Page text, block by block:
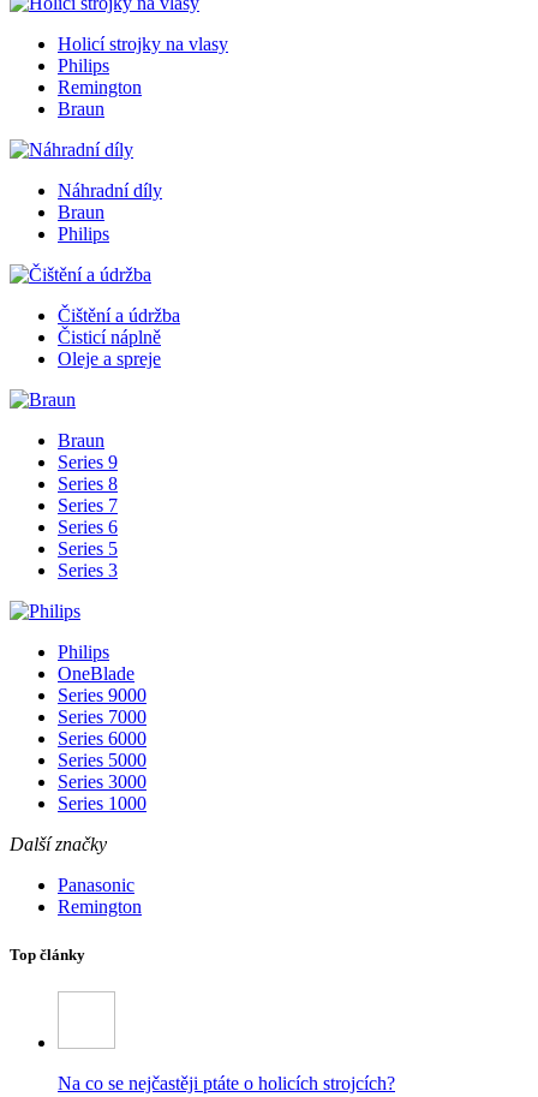
Holicí strojky na vlasy
Philips
Remington
Braun
Náhradní díly
Braun
Philips
Čištění a údržba
Čisticí náplně
Oleje a spreje
Braun
Series 9
Series 8
Series 7
Series 6
Series 5
Series 3
Philips
OneBlade
Series 9000
Series 7000
Series 6000
Series 5000
Series 3000
Series 1000
Další značky
Panasonic
Remington
Top články
Na co se nejčastěji ptáte o holicích strojcích?